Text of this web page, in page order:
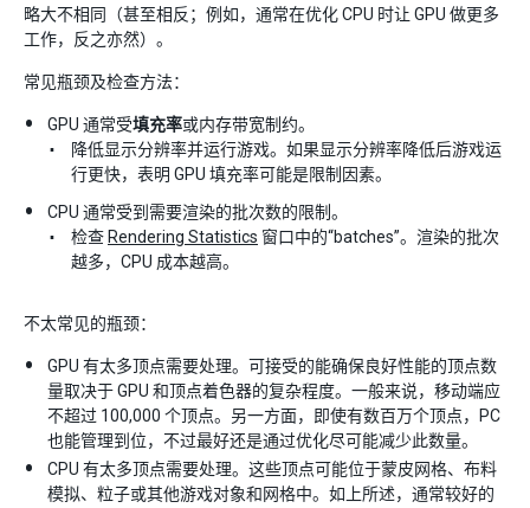
略大不相同（甚至相反；例如，通常在优化 CPU 时让 GPU 做更多
工作，反之亦然）。
常见瓶颈及检查方法：
GPU 通常受填充率或内存带宽制约。
降低显示分辨率并运行游戏。如果显示分辨率降低后游戏运
行更快，表明 GPU 填充率可能是限制因素。
CPU 通常受到需要渲染的批次数的限制。
检查 Rendering Statistics 窗口中的“batches”。渲染的批次
越多，CPU 成本越高。
不太常见的瓶颈：
GPU 有太多顶点需要处理。可接受的能确保良好性能的顶点数
量取决于 GPU 和顶点着色器的复杂程度。一般来说，移动端应
不超过 100,000 个顶点。另一方面，即使有数百万个顶点，PC
也能管理到位，不过最好还是通过优化尽可能减少此数量。
CPU 有太多顶点需要处理。这些顶点可能位于蒙皮网格、布料
模拟、粒子或其他游戏对象和网格中。如上所述，通常较好的